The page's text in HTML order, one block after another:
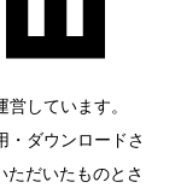
しています。
・ダウンロードさ
だいたものとさ